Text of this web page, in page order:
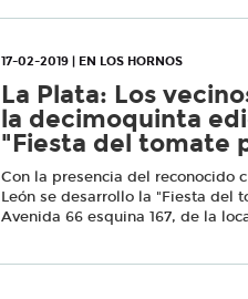
17-02-2019 | EN LOS HORNOS
La Plata: Los
la decimoquinta
"Fiesta del tomate
Con la presencia del reconocido
León se desarrollo la "Fiesta del
Avenida 66 esquina 167, de la